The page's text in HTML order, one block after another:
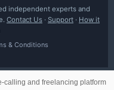
independent experts and
Contact Us · Support · How it
& Conditions
and freelancing platform